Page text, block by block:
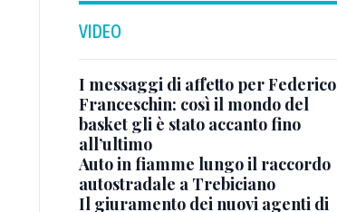
VIDEO
I messaggi di affetto per Federico
Franceschin: così il mondo del
basket gli è stato accanto fino
all’ultimo
Auto in fiamme lungo il raccordo
autostradale a Trebiciano
Il giuramento dei nuovi agenti di